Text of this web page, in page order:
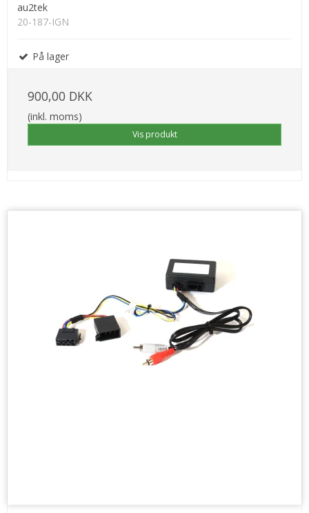
au2tek
20-187-IGN
På lager
900,00 DKK
(inkl. moms)
Vis produkt